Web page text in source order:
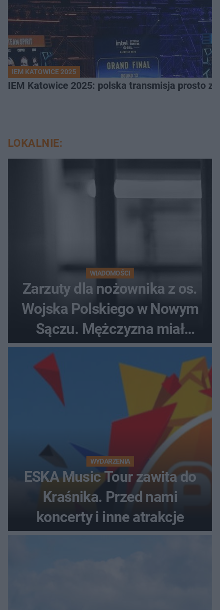
IEM KATOWICE 2025
IEM Katowice 2025: polska transmisja prosto
LOKALNIE:
WIADOMOŚCI
Zarzuty dla nożownika z os.
Wojska Polskiego w Nowym
Sączu. Mężczyzna miał
wczesniej problemy z
prawem
WYDARZENIA
ESKA Music Tour zawita do
Kraśnika. Przed nami
koncerty i inne atrakcje